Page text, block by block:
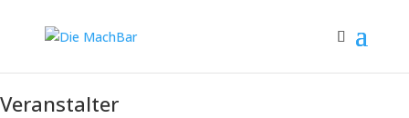
Veranstalter